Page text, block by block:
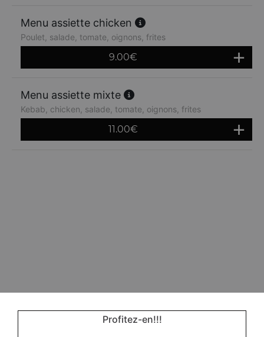
Menu assiette chicken
Poulet, salade, tomate, oignons, frites
9.00€
Menu assiette mixte
Kebab, chicken, salade, tomate, oignons, frites
11.00€
Profitez-en!!!